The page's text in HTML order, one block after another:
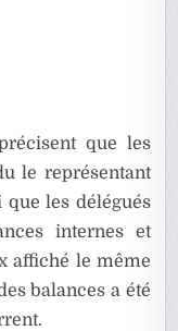
que les
le représentant
que les délégués
internes et
affiché le même
balances a été